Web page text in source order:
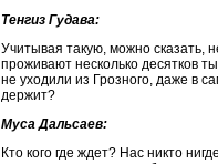
Тенгиз Гудава:
Учитывая такую, можно сказать,
проживают несколько десятков
не уходили из Грозного, даже в
держит?
Муса Дальсаев:
Кто кого где ждет? Нас никто